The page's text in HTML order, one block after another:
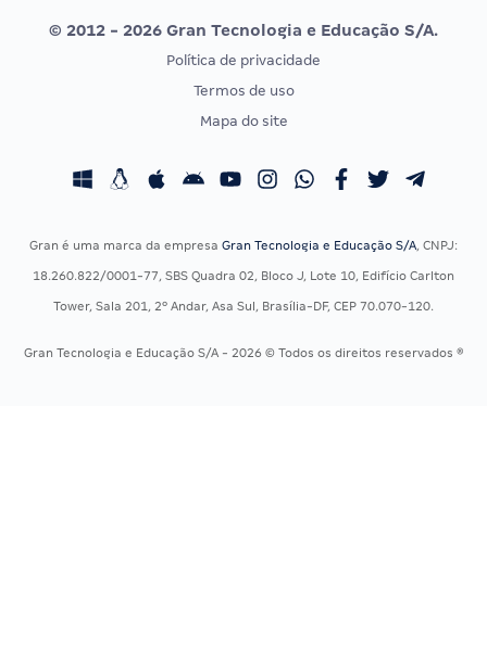
Vunesp
CONCURSOS POR PROFISSÃO
Concursos Fiscais
Concursos Saúde
Residência Multiprofissional
EXAME DE ORDEM
Calendário OAB
© 2012 - 2026 Gran Tecnologia e Educação S/A.
Política de privacidade
Termos de uso
Mapa do site
Gran é uma marca da empresa Gran Tecnologia e Educação S/A, CNPJ:
18.260.822/0001-77, SBS Quadra 02, Bloco J, Lote 10, Edifício Carlton
Tower, Sala 201, 2º Andar, Asa Sul, Brasília-DF, CEP 70.070-120.
Gran Tecnologia e Educação S/A - 2026 © Todos os direitos reservados ®